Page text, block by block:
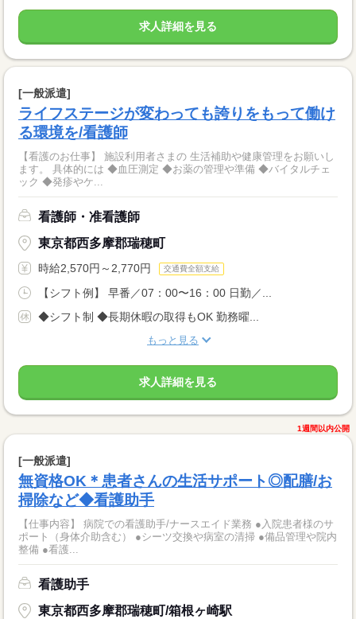
求人詳細を見る
[一般派遣]
ライフステージが変わっても誇りをもって働け
る環境を/看護師
【看護のお仕事】 施設利用者さまの 生活補助や健康管理をお願いし
ます。 具体的には ◆血圧測定 ◆お薬の管理や準備 ◆バイタルチェ
ック ◆発疹やケ...
看護師・准看護師
東京都西多摩郡瑞穂町
時給2,570円～2,770円 交通費全額支給
【シフト例】 早番／07：00〜16：00 日勤／...
◆シフト制 ◆長期休暇の取得もOK 勤務曜...
もっと見る
求人詳細を見る
1週間以内公開
[一般派遣]
無資格OK＊患者さんの生活サポート◎配膳/お
掃除など◆看護助手
【仕事内容】 病院での看護助手/ナースエイド業務 ●入院患者様のサ
ポート（身体介助含む） ●シーツ交換や病室の清掃 ●備品管理や院内
整備 ●看護...
看護助手
東京都西多摩郡瑞穂町/箱根ヶ崎駅